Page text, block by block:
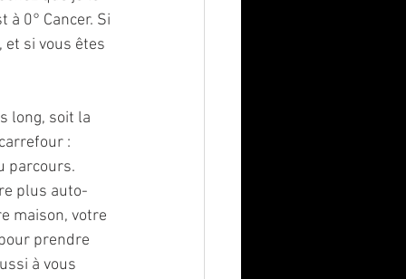
0° Cancer. Si
et si vous êtes
long, soit la
:
parcours.
plus auto-
maison, votre
prendre
à vous